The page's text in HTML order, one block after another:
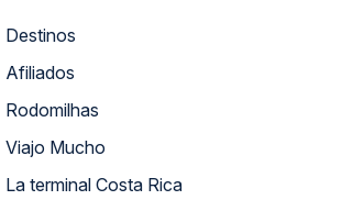
Destinos
Afiliados
Rodomilhas
Viajo Mucho
La terminal Costa Rica